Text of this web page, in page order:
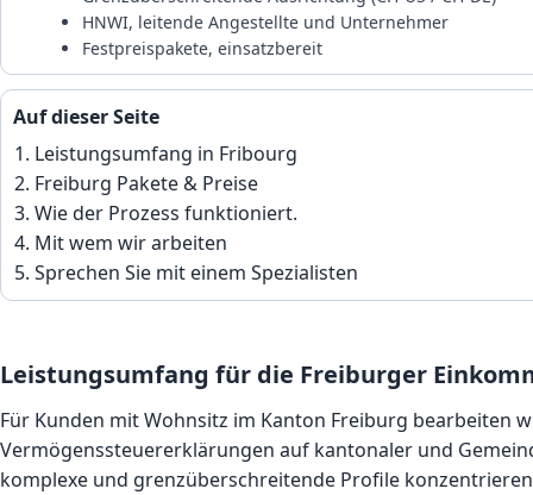
HNWI, leitende Angestellte und Unternehmer
Festpreispakete, einsatzbereit
Auf dieser Seite
Leistungsumfang in Fribourg
Freiburg Pakete & Preise
Wie der Prozess funktioniert.
Mit wem wir arbeiten
Sprechen Sie mit einem Spezialisten
Leistungsumfang für die Freiburger
Für Kunden mit Wohnsitz im Kanton Freiburg bearbeiten
Vermögenssteuererklärungen auf kantonaler und
komplexe und grenzüberschreitende Profile